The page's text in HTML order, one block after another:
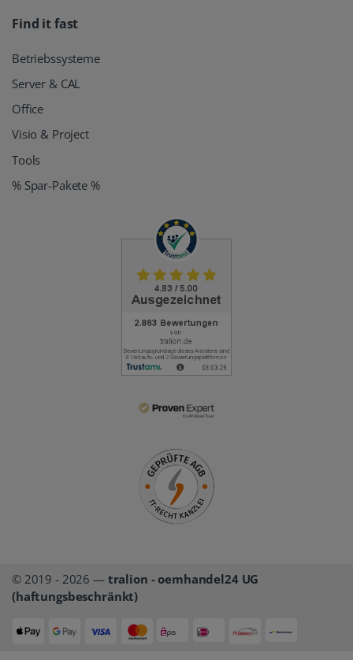
Find it fast
Betriebssysteme
Server & CAL
Office
Visio & Project
Tools
% Spar-Pakete %
© 2019 - 2026 — tralion - oemhandel24 UG
(haftungsbeschränkt)